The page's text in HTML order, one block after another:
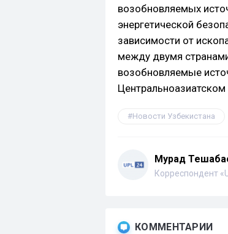
возобновляемых
энергетической
зависимости от
между двумя
возобновляемые
Новости Узбекистана
Мурад
Корреспондент
КОММЕНТАРИИ